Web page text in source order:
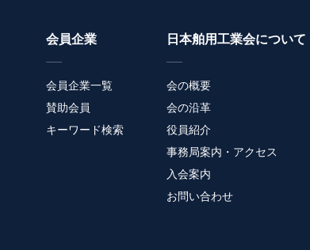
会員企業
会員企業一覧
賛助会員
キーワード検索
日本舶用工業会について
会の概要
会の沿革
役員紹介
事務局案内・アクセス
入会案内
お問い合わせ